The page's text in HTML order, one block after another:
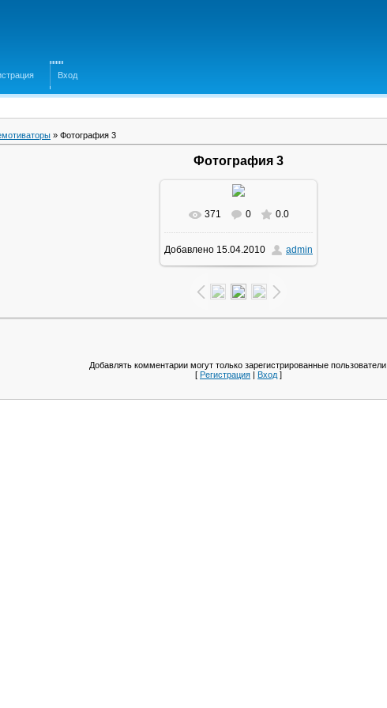
Вход
» Фотография 3
Фотография 3
В реальном размере
710x605/ 73.2Kb
371 0 0.0
Добавлено 15.04.2010 admin
Добавлять комментарии могут только зарегистрированные пользователи.
[ Регистрация | Вход ]